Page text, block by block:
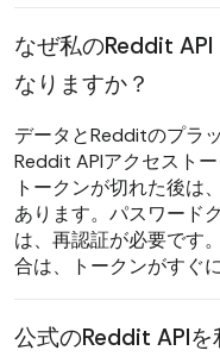
なぜ私のReddit
なりますか？
データとRedditのプラ
Reddit APIアクセスト
トークンが切れた後は
あります。パスワード
は、再認証が必要です
合は、トークンがすぐ
公式のReddit API